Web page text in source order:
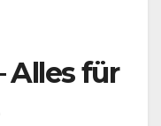
Alles für